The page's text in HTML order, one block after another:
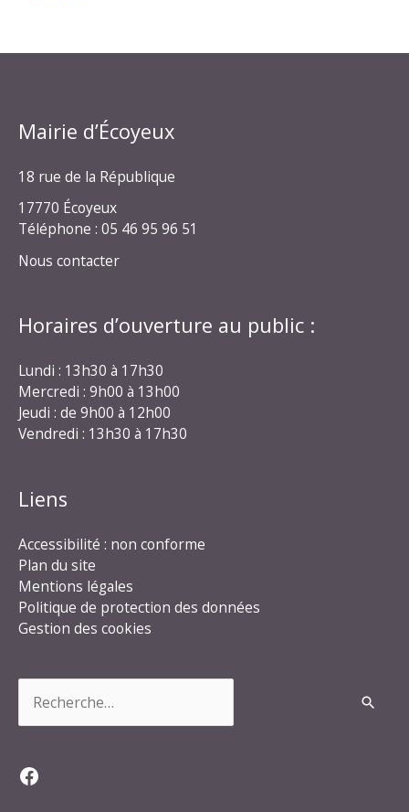
Mairie d’Écoyeux
18 rue de la République
17770 Écoyeux
Téléphone : 05 46 95 96 51
Nous contacter
Horaires d’ouverture au public :
Lundi : 13h30 à 17h30
Mercredi : 9h00 à 13h00
Jeudi : de 9h00 à 12h00
Vendredi : 13h30 à 17h30
Liens
Accessibilité : non conforme
Plan du site
Mentions légales
Politique de protection des données
Gestion des cookies
Facebook